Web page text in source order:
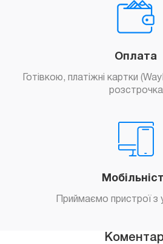
Оплата
Готівкою, платіжні картки
розстрочка
Приймаємо пристрої з